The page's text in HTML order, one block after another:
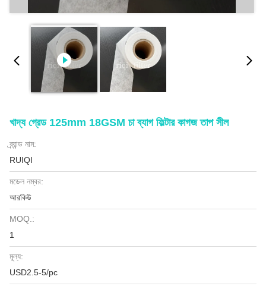
খাদ্য গ্রেড 125mm 18GSM চা ব্যাগ ফিল্টার কাগজ তাপ সীল
ব্র্যান্ড নাম:
RUIQI
মডেল নম্বর:
আরকিউ
MOQ.:
1
মূল্য:
USD2.5-5/pc